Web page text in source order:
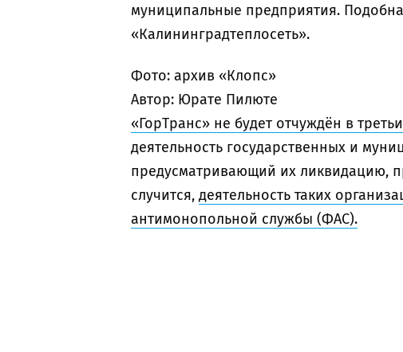
муниципальные предприятия.
«Калининградтеплосеть».
Фото: архив «Клопс»
Автор: Юрате Пилюте
«ГорТранс» не будет отчуждён в
деятельность государственных и
предусматривающий их ликвидацию,
случится, деятельность таких
антимонопольной службы (ФАС).